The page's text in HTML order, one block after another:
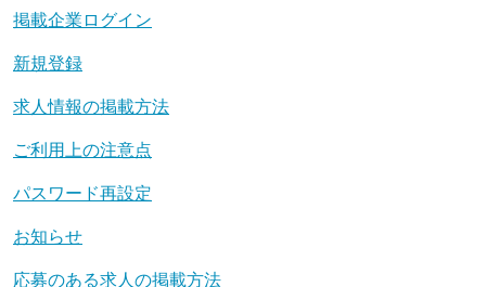
掲載企業ログイン
新規登録
求人情報の掲載方法
ご利用上の注意点
パスワード再設定
お知らせ
応募のある求人の掲載方法